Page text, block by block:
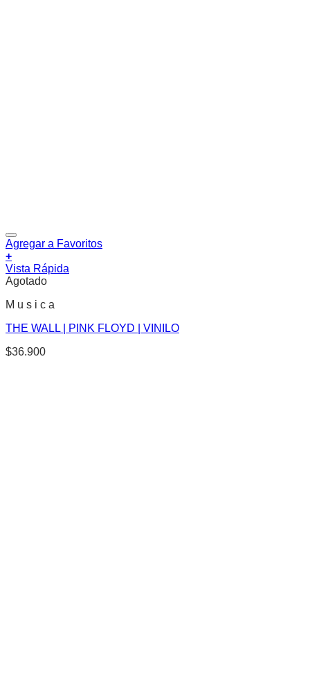
Agregar a Favoritos
+
Vista Rápida
Agotado
M u s i c a
THE WALL | PINK FLOYD | VINILO
$36.900